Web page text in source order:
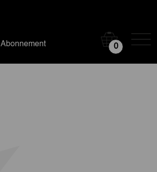
Abonnement 0